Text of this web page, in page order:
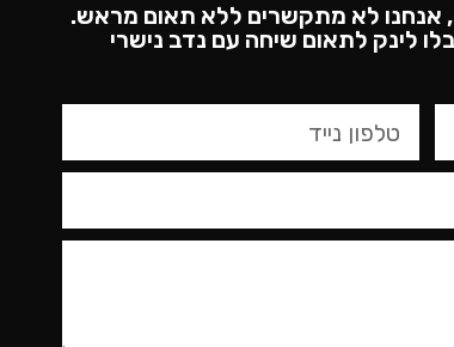
אנחנו לא מתקשרים ללא תאום מראש.
לינק לתאום שיחה עם נדב נישרי